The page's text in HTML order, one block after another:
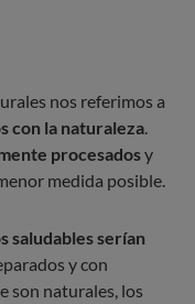
nos referimos a
con la naturaleza.
procesadosy
medida posible.
saludables serían
y con
son naturales, los